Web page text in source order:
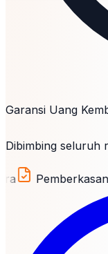
Garansi Uang
Dibimbing seluruh